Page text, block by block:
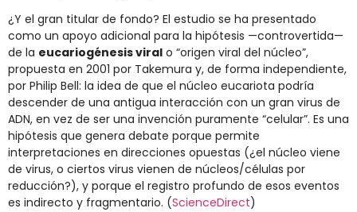
¿Y el gran titular de fondo? El estudio se ha presentado
como un apoyo adicional para la hipótesis —controvertida—
de la eucariogénesis viral o “origen viral del núcleo”,
propuesta en 2001 por Takemura y, de forma independiente,
por Philip Bell: la idea de que el núcleo eucariota podría
descender de una antigua interacción con un gran virus de
ADN, en vez de ser una invención puramente “celular”. Es una
hipótesis que genera debate porque permite
interpretaciones en direcciones opuestas (¿el núcleo viene
de virus, o ciertos virus vienen de núcleos/células por
reducción?), y porque el registro profundo de esos eventos
es indirecto y fragmentario. (ScienceDirect)